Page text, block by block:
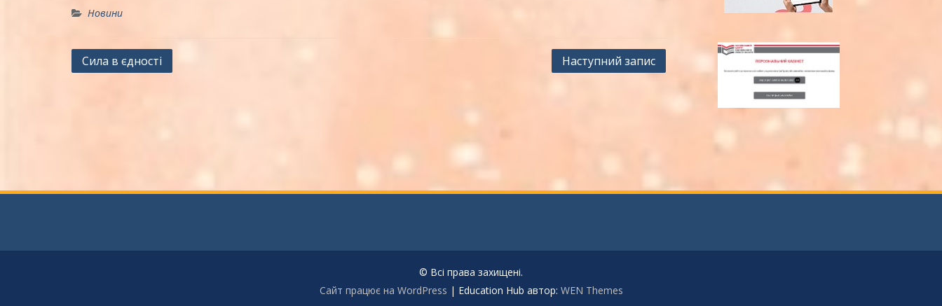
Новини
Навігація
Сила в єдності Наступний запис
© Всі права захищені.
Сайт працює на WordPress | Education Hub автор: WEN Themes